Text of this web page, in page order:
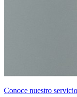
Conoce nuestro